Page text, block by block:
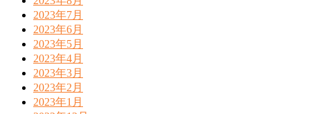
2023年7月
2023年6月
2023年5月
2023年4月
2023年3月
2023年2月
2023年1月